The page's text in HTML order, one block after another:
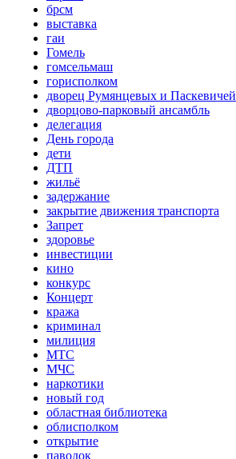
брсм
выставка
гаи
Гомель
гомсельмаш
горисполком
дворец Румянцевых и Паскевичей
дворцово-парковый ансамбль
делегация
День города
дети
ДТП
жильё
задержание
закрытие движения транспорта
Запрет
здоровье
инвестиции
кино
конкурс
Концерт
кража
криминал
милиция
МТС
МЧС
наркотики
новый год
областная библиотека
облисполком
открытие
паводок